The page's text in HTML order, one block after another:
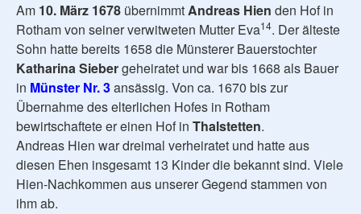
Am 10. März 1678 übernimmtAndreas Hien den Hof in
Rotham von seiner verwitweten Mutter Eva14. Der älteste
Sohn hatte bereits 1658 die Münsterer Bauerstochter
Katharina Siebergeheiratet und war bis 1668 als Bauer
in Münster Nr. 3ansässig. Von ca. 1670 bis zur
Übernahme des elterlichen Hofes in Rotham
bewirtschaftete er einen Hof in Thalstetten.
Andreas Hien war dreimal verheiratet und hatte aus
diesen Ehen insgesamt 13 Kinder die bekannt sind. Viele
Hien-Nachkommen aus unserer Gegend stammen von
ihm ab.